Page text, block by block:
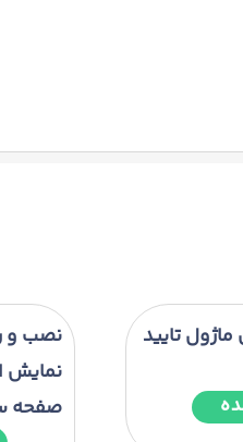
تایید
نصب و
نمایش
صفحه